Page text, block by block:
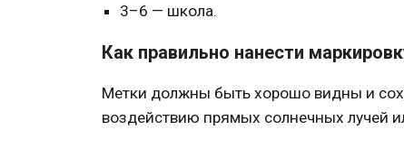
3–6 — школа.
Как правильно нанести
Метки должны быть хорошо видны и
воздействию прямых солнечных лучей